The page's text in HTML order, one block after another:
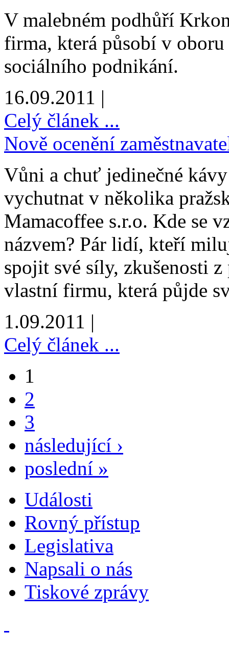
V malebném podhůří
firma, která působí v
sociálního podnikání.
16.09.2011 |
Celý článek ...
Nově ocenění
Vůni a chuť jedinečné
vychutnat v několika
Mamacoffee s.r.o. Kde se
názvem? Pár lidí, kteří
spojit své síly, zkušenosti
vlastní firmu, která půjde
1.09.2011 |
Celý článek ...
1
2
3
následující ›
poslední »
Události
Rovný přístup
Legislativa
Napsali o nás
Tiskové zprávy